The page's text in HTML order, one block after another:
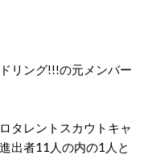
リング!!!の元メンバー
タレントスカウトキャ
出者11人の内の1人と